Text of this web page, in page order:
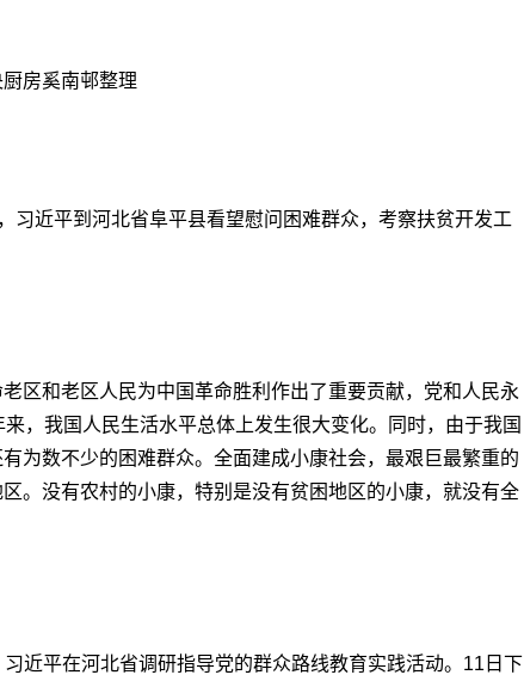
房奚南邨整理
习近平到河北省阜平县看望慰问困难群众，考察扶贫开发工
区和老区人民为中国革命胜利作出了重要贡献，党和人民永
，我国人民生活水平总体上发生很大变化。同时，由于我国
为数不少的困难群众。全面建成小康社会，最艰巨最繁重的
。没有农村的小康，特别是没有贫困地区的小康，就没有全
近平在河北省调研指导党的群众路线教育实践活动。11日下